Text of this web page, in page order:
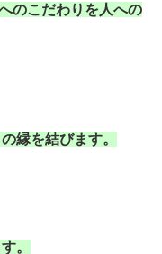
のこだわりを人への
縁を結びます。
。